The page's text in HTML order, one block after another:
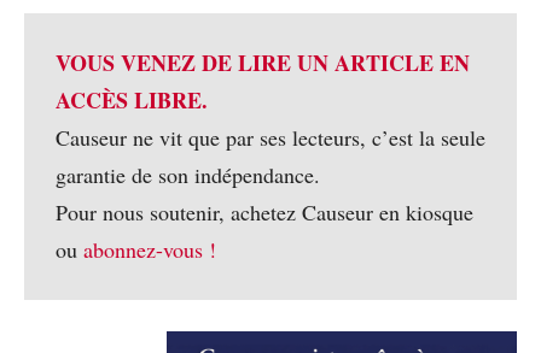
VOUS VENEZ DE LIRE UN ARTICLE EN
ACCÈS LIBRE.
Causeur ne vit que par ses lecteurs, c’est la seule
garantie de son indépendance.
Pour nous soutenir, achetez Causeur en kiosque
ou abonnez-vous !